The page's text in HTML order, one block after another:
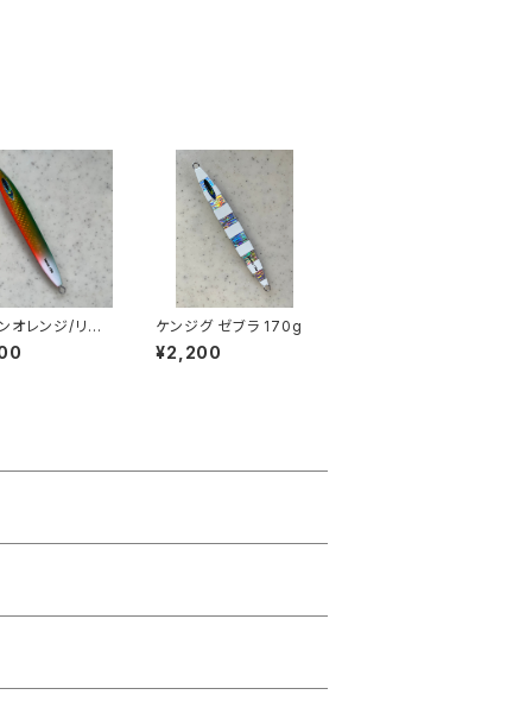
オレンジ/リア
170g
ケンジグ ゼブラ 170g
¥2,200